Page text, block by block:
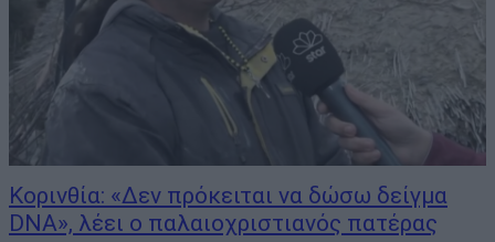
Κορινθία: «Δεν πρόκειται να δώσω δείγμα
DNA», λέει ο παλαιοχριστιανός πατέρας